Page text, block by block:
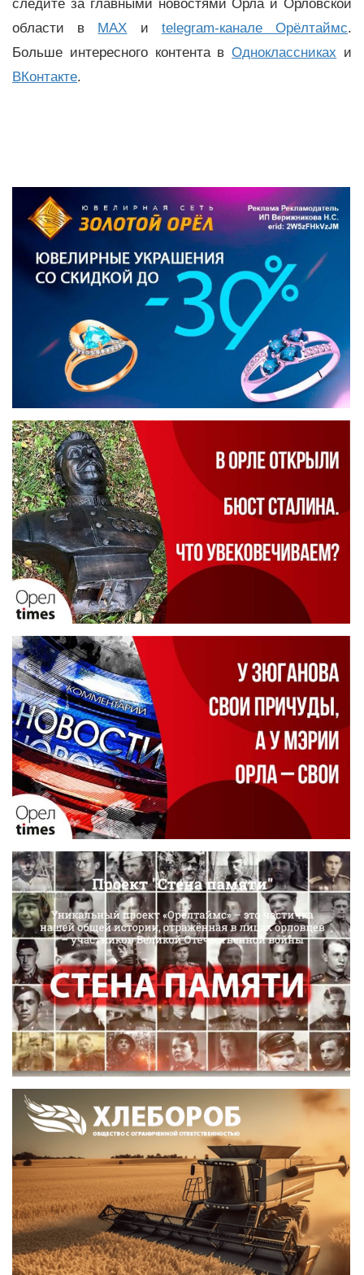
следите за главными новостями Орла и Орловской
области в MAX и telegram-канале Орёлтаймс.
Больше интересного контента вОдноклассниках и
ВКонтакте.